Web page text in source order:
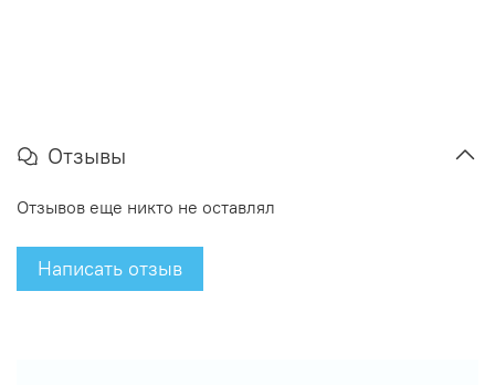
Отзывы
Отзывов еще никто не оставлял
Написать отзыв